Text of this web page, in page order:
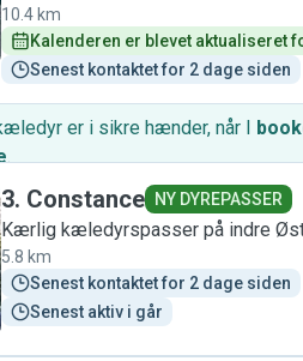
10.4 km
Kalenderen er blevet aktualiseret
Senest kontaktet for 2 dage siden
er i sikre hænder, når I
.
3. Constance NY DYREPASSER
Kærlig kæledyrspasser på indre
5.8 km
Senest kontaktet for 2 dage siden
Senest aktiv i går